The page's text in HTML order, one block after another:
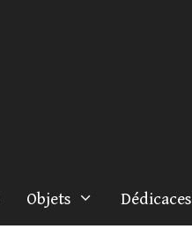
Objets Dédicaces